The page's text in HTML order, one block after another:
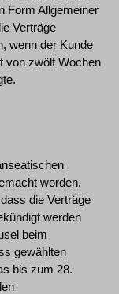
Form Allgemeiner
Verträge
wenn der Kunde
von zwölf Wochen
worden.
die Verträge
werden
beim
gewählten
bis zum 28.